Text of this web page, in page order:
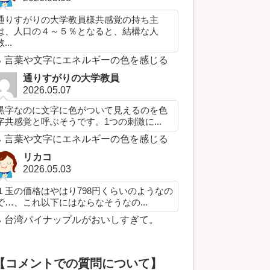
りすがりの大学教員様共感覚の持ち主
、人口の４～５％となると、結構な人
...
言葉や文字にエネルギーの色を感じる
通りすがりの大学教員
2026.05.07
字なのに文字に色がついて見えるのを色
共感覚と呼ぶそうです。1つの刺激に...
言葉や文字にエネルギーの色を感じる
リカコ
2026.05.03
玉の価格はやはり798円くらいのようなの
…、これ以下にはならなそうなの...
台湾パイナップルがおいしすぎて。
コメントでの質問について】